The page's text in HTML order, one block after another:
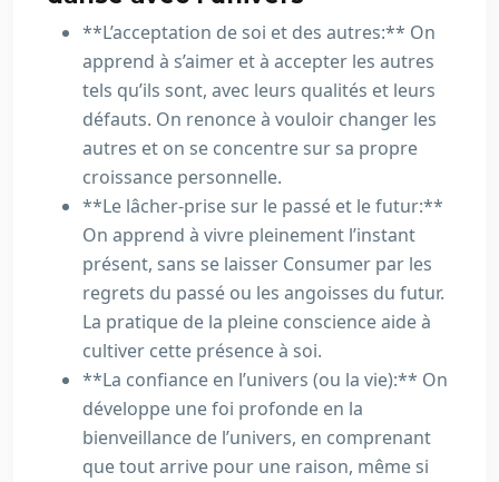
**L’acceptation de soi et des autres:** On
apprend à s’aimer et à accepter les autres
tels qu’ils sont, avec leurs qualités et leurs
défauts. On renonce à vouloir changer les
autres et on se concentre sur sa propre
croissance personnelle.
**Le lâcher-prise sur le passé et le futur:**
On apprend à vivre pleinement l’instant
présent, sans se laisser Consumer par les
regrets du passé ou les angoisses du futur.
La pratique de la pleine conscience aide à
cultiver cette présence à soi.
**La confiance en l’univers (ou la vie):** On
développe une foi profonde en la
bienveillance de l’univers, en comprenant
que tout arrive pour une raison, même si